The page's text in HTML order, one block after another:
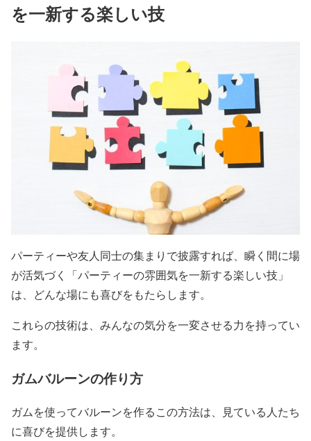
を一新する楽しい技
パーティーや友人同士の集まりで披露すれば、瞬く間に場
が活気づく「パーティーの雰囲気を一新する楽しい技」
は、どんな場にも喜びをもたらします。
これらの技術は、みんなの気分を一変させる力を持ってい
ます。
ガムバルーンの作り方
ガムを使ってバルーンを作るこの方法は、見ている人たち
に喜びを提供します。